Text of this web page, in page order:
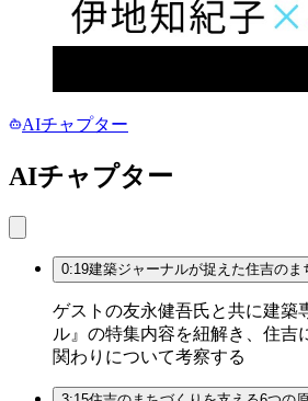
AIチャプター
AIチャプター
0:19建築ジャーナルが捉えた住吉のま
ゲストの友永健吾氏と共に建築
ル』の特集内容を紐解き、住吉
関わりについて考察する